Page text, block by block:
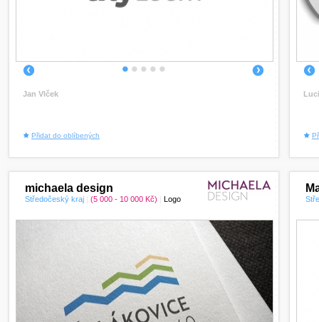
Jan Vlček
Přidat do oblíbených
michaela design
Středočeský kraj | (5 000 - 10 000 Kč) | Logo